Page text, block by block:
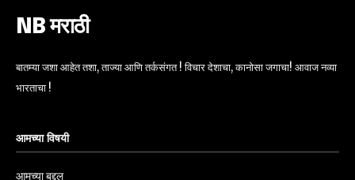
NB मराठी
बातम्या जशा आहेत तशा, ताज्या आणि तर्कसंगत ! विचार देशाचा, कानोसा जगाचा! आवाज नव्या
भारताचा !
आमच्या विषयी
आमच्या बद्दल